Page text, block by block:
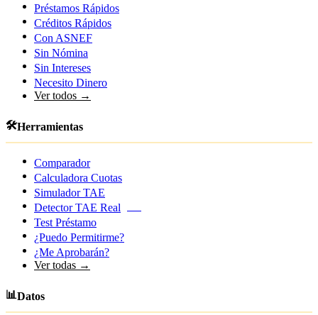
Préstamos Rápidos
Créditos Rápidos
Con ASNEF
Sin Nómina
Sin Intereses
Necesito Dinero
Ver todos →
🛠️Herramientas
Comparador
Calculadora Cuotas
Simulador TAE
Detector TAE Real
Test Préstamo
¿Puedo Permitirme?
¿Me Aprobarán?
Ver todas →
📊Datos